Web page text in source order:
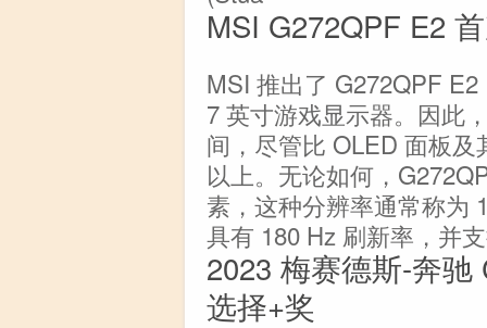
MSI G272QPF E2
MSI 推出了 G272QPF
7 英寸游戏显示器。因此
间，尽管比 OLED 面板
以上。无论如何，
素，这种分辨率通常称为
具有 180 Hz 刷新率，并
2023 梅赛德斯-奔
选择+奖